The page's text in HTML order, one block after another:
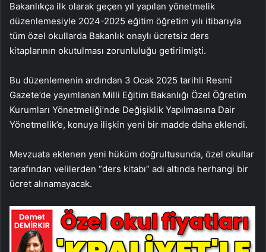
Bakanlıkça ilk olarak geçen yıl yapılan yönetmelik
düzenlemesiyle 2024-2025 eğitim öğretim yılı itibarıyla
tüm özel okullarda Bakanlık onaylı ücretsiz ders
kitaplarının okutulması zorunluluğu getirilmişti.
Bu düzenlemenin ardından 3 Ocak 2025 tarihli Resmî
Gazete’de yayımlanan Milli Eğitim Bakanlığı Özel Öğretim
Kurumları Yönetmeliği’nde Değişiklik Yapılmasına Dair
Yönetmelik’e, konuya ilişkin yeni bir madde daha eklendi.
Mevzuata eklenen yeni hüküm doğrultusunda, özel okullar
tarafından velilerden “ders kitabı” adı altında herhangi bir
ücret alınamayacak.